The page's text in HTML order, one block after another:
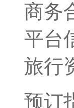
商务
平台
旅行
预订